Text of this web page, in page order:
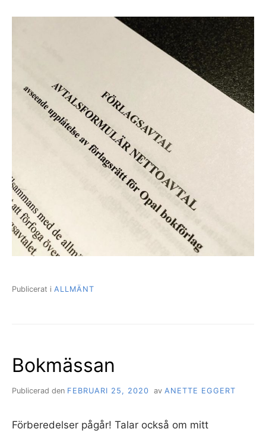
Publicerat i ALLMÄNT
Bokmässan
Publicerad den FEBRUARI 25, 2020 av ANETTE EGGERT
Förberedelser pågår! Talar också om mitt